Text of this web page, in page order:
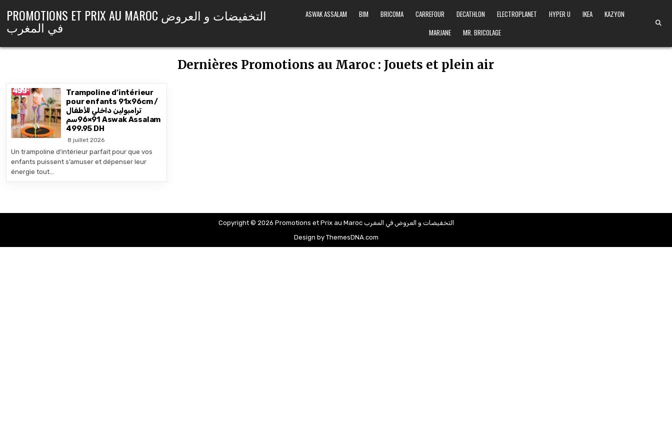
PROMOTIONS ET PRIX AU MAROC التخفيضات و العروض
في المغرب
ASWAK ASSALAM BIM BRICOMA CARREFOUR DECATHLON ELECTROPLANET HYPER U IKEA
KAZYON
MARJANE
MR. BRICOLAGE
Dernières Promotions au Maroc : Jouets et plein air
Trampoline d’intérieur
pour enfants 91x96cm /
ترامبولين داخلي للأطفال
91×96سم Aswak Assalam
499.95 DH
8 juillet 2026
Un trampoline d’intérieur parfait pour que vos
enfants puissent s’amuser et dépenser leur
énergie tout…
Copyright © 2026 Promotions et Prix au Maroc التخفيضات و العروض في المغرب
Design by ThemesDNA.com